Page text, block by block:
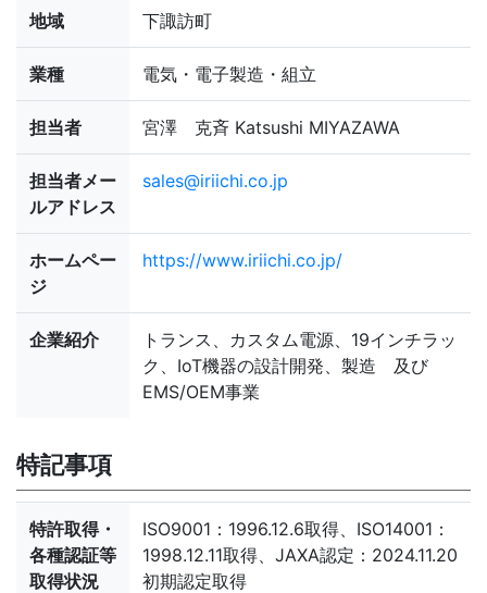
地域 下諏訪町
業種 電気・電子製造・組立
担当者 宮澤 克斉 Katsushi MIYAZAWA
担当者メー
ルアドレス
sales@iriichi.co.jp
ホームペー
ジ
https://www.iriichi.co.jp/
企業紹介
トランス、カスタム電源、19インチラッ
ク、IoT機器の設計開発、製造 及び
EMS/OEM事業
特記事項
特許取得・
各種認証等
取得状況
ISO9001：1996.12.6取得、ISO14001：
1998.12.11取得、JAXA認定：2024.11.20
初期認定取得